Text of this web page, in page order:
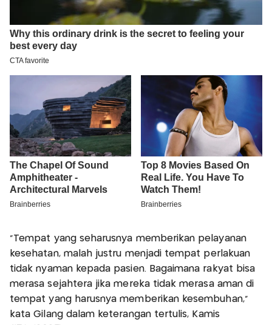
“Tempat yang seharusnya memberikan pelayanan
kesehatan, malah justru menjadi tempat perlakuan
tidak nyaman kepada pasien. Bagaimana rakyat bisa
merasa sejahtera jika mereka tidak merasa aman di
tempat yang harusnya memberikan kesembuhan,”
kata Gilang dalam keterangan tertulis, Kamis